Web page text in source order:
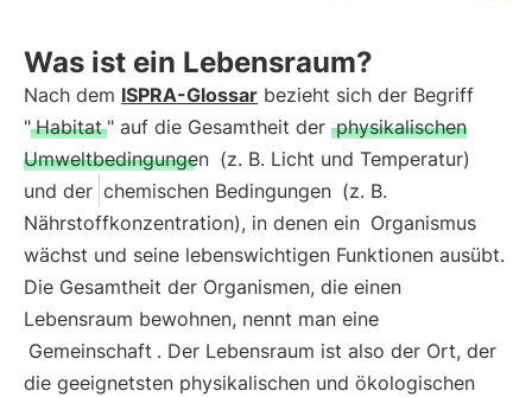
Was ist ein Lebensraum?
Nach dem ISPRA-Glossar bezieht sich der Begriff
" Habitat " auf die Gesamtheit der physikalischen
Umweltbedingungen (z. B. Licht und Temperatur)
und der chemischen Bedingungen (z. B.
Nährstoffkonzentration), in denen ein Organismus
wächst und seine lebenswichtigen Funktionen ausübt.
Die Gesamtheit der Organismen, die einen
Lebensraum bewohnen, nennt man eine
Gemeinschaft . Der Lebensraum ist also der Ort, der
die geeignetsten physikalischen und ökologischen